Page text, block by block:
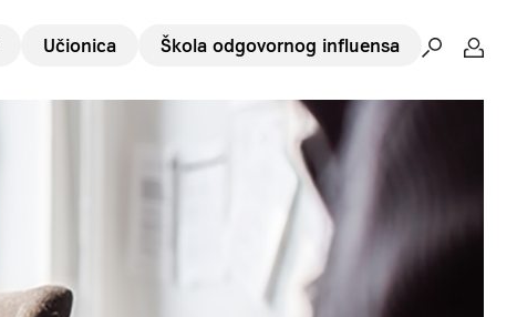
Učionica Škola odgovornog influensa